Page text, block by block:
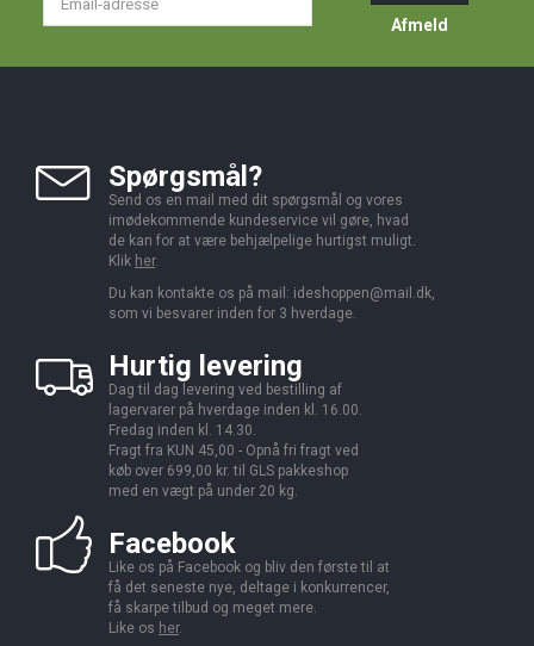
Afmeld
Spørgsmål?
Send os en mail med dit spørgsmål og vores
imødekommende kundeservice vil gøre, hvad
de kan for at være behjælpelige hurtigst muligt.
Klik her.
Du kan kontakte os på mail: ideshoppen@mail.dk,
som vi besvarer inden for 3 hverdage.
Hurtig levering
Dag til dag levering ved bestilling af
lagervarer på hverdage inden kl. 16.00.
Fredag inden kl. 14.30.
Fragt fra KUN 45,00 - Opnå fri fragt ved
køb over 699,00 kr. til GLS pakkeshop
med en vægt på under 20 kg.
Facebook
Like os på Facebook og bliv den første til at
få det seneste nye, deltage i konkurrencer,
få skarpe tilbud og meget mere.
Like os her.